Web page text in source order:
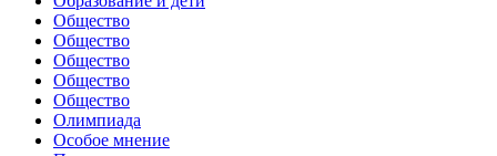
Общество
Общество
Общество
Общество
Общество
Олимпиада
Особое мнение